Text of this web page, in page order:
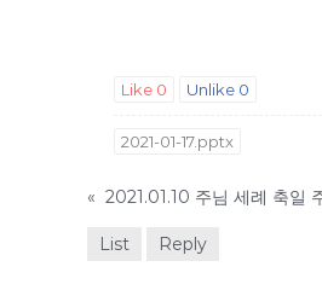
Like 0 Unlike 0
2021-01-17.pptx
« 2021.01.10 주님 세례 축일
List Reply